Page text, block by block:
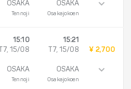
OSAKA
Tennoji
OSAKA
Osakajokoen
15:10
T7, 15/08
OSAKA
Tennoji
15:21
T7, 15/08
OSAKA
Osakajokoen
¥ 2,700